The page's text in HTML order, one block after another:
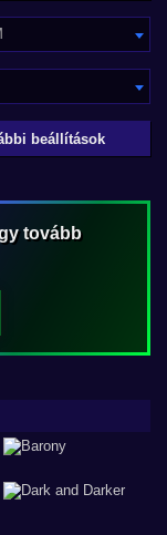
beállítások
tovább